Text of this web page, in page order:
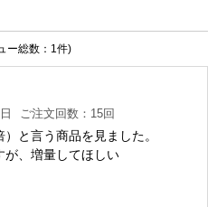
ー総数：1件)
ご注文回数：15回
と言う商品を見ました。
が、増量してほしい